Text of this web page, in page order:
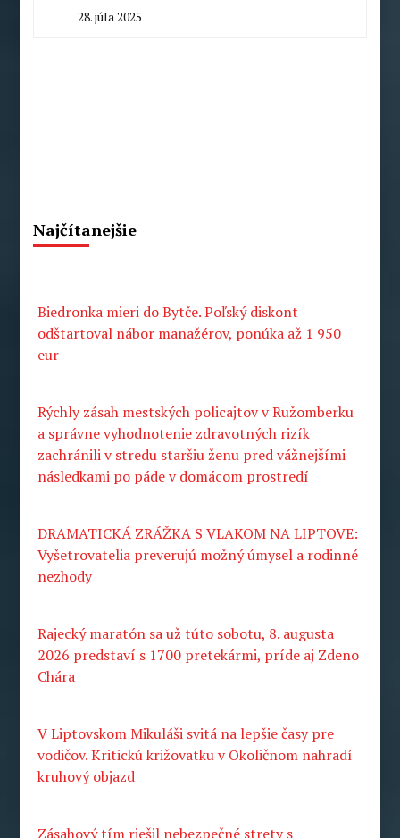
28. júla 2025
Najčítanejšie
Biedronka mieri do Bytče. Poľský diskont
odštartoval nábor manažérov, ponúka až 1 950
eur
Rýchly zásah mestských policajtov v Ružomberku
a správne vyhodnotenie zdravotných rizík
zachránili v stredu staršiu ženu pred vážnejšími
následkami po páde v domácom prostredí
DRAMATICKÁ ZRÁŽKA S VLAKOM NA LIPTOVE:
Vyšetrovatelia preverujú možný úmysel a rodinné
nezhody
Rajecký maratón sa už túto sobotu, 8. augusta
2026 predstaví s 1700 pretekármi, príde aj Zdeno
Chára
V Liptovskom Mikuláši svitá na lepšie časy pre
vodičov. Kritickú križovatku v Okoličnom nahradí
kruhový objazd
Zásahový tím riešil nebezpečné strety s